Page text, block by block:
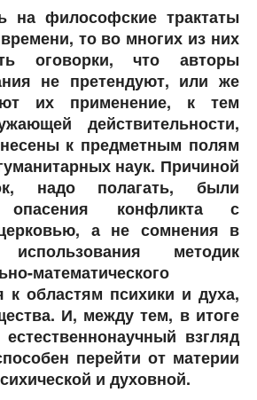
на философские трактаты
то во многих из них
оговорки, что авторы
не претендуют, или же
их применение, к тем
действительности,
к предметным полям
наук. Причиной
надо полагать, были
опасения конфликта с
церковью, а не сомнения в
использования методик
математического
к областям психики и духа,
И, между тем, в итоге
взгляд
перейти от материи
и духовной.